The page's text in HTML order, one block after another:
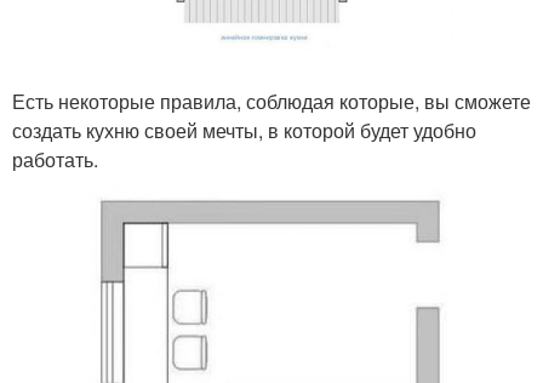
Есть некоторые правила, соблюдая которые, вы сможете
создать кухню своей мечты, в которой будет удобно
работать.